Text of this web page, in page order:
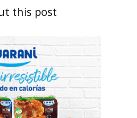
this post